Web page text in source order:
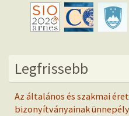
Legfrissebb
Az általános és szakmai
bizonyítványainak